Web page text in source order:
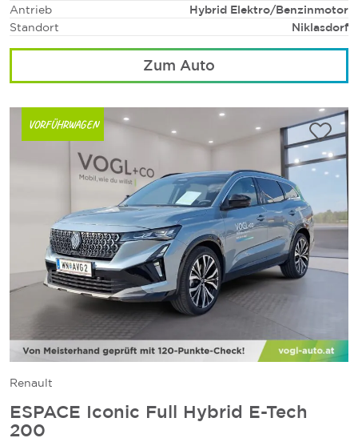
Antrieb
Hybrid Elektro/Benzinmotor
Standort
Niklasdorf
Zum Auto
VORFÜHRWAGEN
Renault
ESPACE Iconic Full Hybrid E-Tech
200